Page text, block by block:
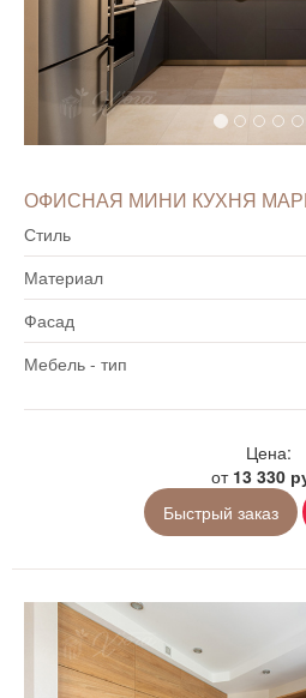
ОФИСНАЯ МИНИ КУХНЯ
Стиль
Материал
Фасад
Мебель - тип
Цена:
от 13 330
Быстрый заказ